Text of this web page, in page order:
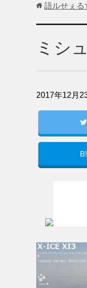
語ルせぇる
ミシ
2017年12月
B!